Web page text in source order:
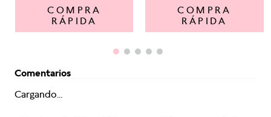
COMPRA
RÁPIDA
COMPRA
RÁPIDA
Comentarios
Cargando...